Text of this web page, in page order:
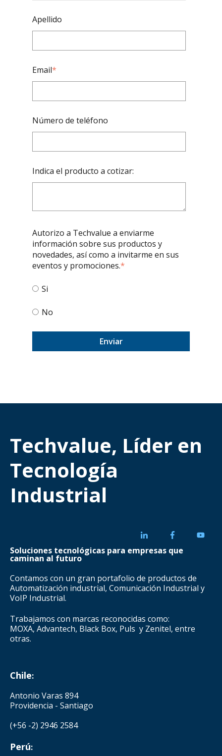
Apellido
Email*
Número de teléfono
Indica el producto a cotizar:
Autorizo a Techvalue a enviarme
información sobre sus productos y
novedades, así como a invitarme en sus
eventos y promociones.*
Si
No
Techvalue, Líder en
Tecnología
Industrial
Soluciones tecnológicas para empresas que
caminan al futuro
Contamos con un gran portafolio de productos de
Automatización industrial, Comunicación Industrial y
VoIP Industrial.
Trabajamos con marcas reconocidas como:
MOXA, Advantech, Black Box, Puls y Zenitel, entre
otras.
Chile:
Antonio Varas 894
Providencia - Santiago
(+56 -2) 2946 2584
Perú: